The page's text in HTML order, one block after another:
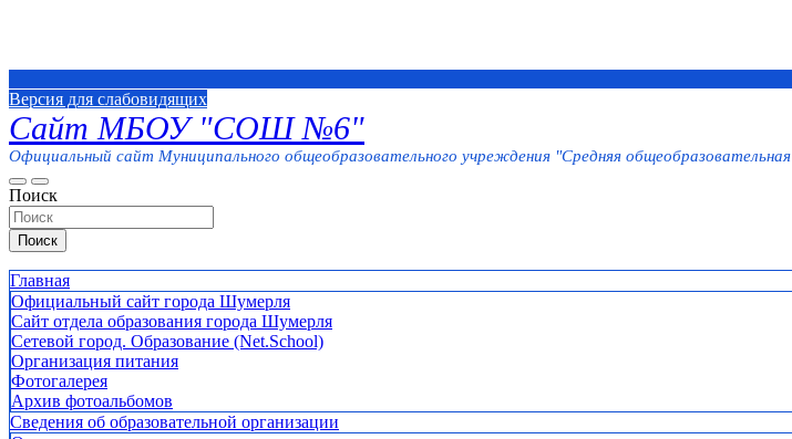
Версия для слабовидящих
Сайт МБОУ "СОШ №6"
Официальный сайт Муниципального общеобразовательного учреждения "Средняя
Поиск
Поиск
Главная
Официальный сайт города Шумерля
Сайт отдела образования города Шумерля
Сетевой город. Образование (Net.School)
Организация питания
Фотогалерея
Архив фотоальбомов
Сведения об образовательной организации